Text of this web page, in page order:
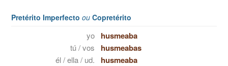
Pretérito Imperfecto ou Copretérito
yo husmeaba
tú / vos husmeabas
él / ella / ud. husmeaba